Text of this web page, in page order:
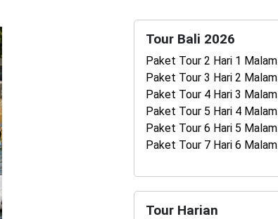
Tour Bali 2026
Paket Tour 2 Hari 1 Malam
Paket Tour 3 Hari 2 Malam
Paket Tour 4 Hari 3 Malam
Paket Tour 5 Hari 4 Malam
Paket Tour 6 Hari 5 Malam
Paket Tour 7 Hari 6 Malam
Tour Harian